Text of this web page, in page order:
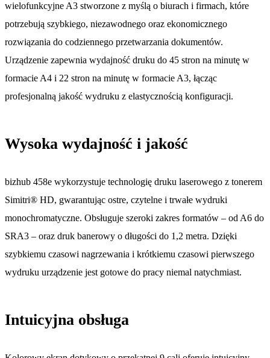
wielofunkcyjne A3 stworzone z myślą o biurach i firmach, które
potrzebują szybkiego, niezawodnego oraz ekonomicznego
rozwiązania do codziennego przetwarzania dokumentów.
Urządzenie zapewnia wydajność druku do 45 stron na minutę w
formacie A4 i 22 stron na minutę w formacie A3, łącząc
profesjonalną jakość wydruku z elastycznością konfiguracji.
Wysoka wydajność i jakość
bizhub 458e wykorzystuje technologię druku laserowego z tonerem
Simitri® HD, gwarantując ostre, czytelne i trwałe wydruki
monochromatyczne. Obsługuje szeroki zakres formatów – od A6 do
SRA3 – oraz druk banerowy o długości do 1,2 metra. Dzięki
szybkiemu czasowi nagrzewania i krótkiemu czasowi pierwszego
wydruku urządzenie jest gotowe do pracy niemal natychmiast.
Intuicyjna obsługa